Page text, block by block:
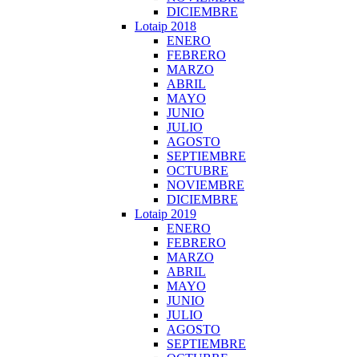
DICIEMBRE
Lotaip 2018
ENERO
FEBRERO
MARZO
ABRIL
MAYO
JUNIO
JULIO
AGOSTO
SEPTIEMBRE
OCTUBRE
NOVIEMBRE
DICIEMBRE
Lotaip 2019
ENERO
FEBRERO
MARZO
ABRIL
MAYO
JUNIO
JULIO
AGOSTO
SEPTIEMBRE